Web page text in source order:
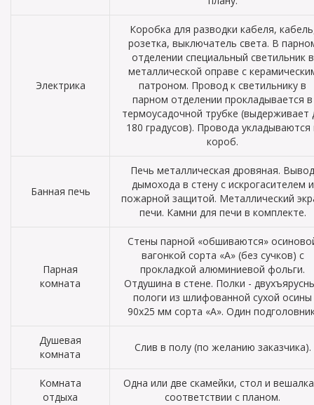
Электрика
Коробка для разводки кабеля,
розетка, выключатель света. В
отделении специальный светильник в
металлической оправе с
патроном. Провод к светильнику в
парном отделении прокладывается в
термоусадочной трубке (выдерживает
180 градусов). Провода укладываются
короб.
Банная печь
Печь металлическая дровяная. Вывод
дымохода в стену с искрогасителем и
пожарной защитой. Металлический
печи. Камни для печи в комплекте.
Парная
комната
Стены парной «обшиваются»
вагонкой сорта «А» (без сучков) с
прокладкой алюминиевой фольги.
Отдушина в стене. Полки -
пологи из шлифованной сухой осины
90х25 мм сорта «А». Один
Душевая
комната
Слив в полу (по желанию заказчика).
Комната
отдыха
Одна или две скамейки, стол и
соответствии с планом.